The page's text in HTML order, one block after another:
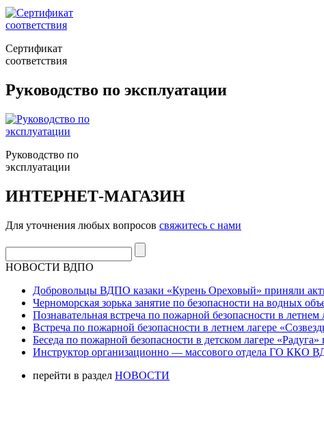
Сертификат
соответствия
Руководство по эксплуатации
Руководство по
эксплуатации
ИНТЕРНЕТ-МАГАЗИН
Для уточнения любых вопросов свяжитесь с нами
НОВОСТИ ВДПО
Добровольцы ВДПО казаки «Курень Ореховый» приняли
Черноморская зорька занятие по безопасности на водных
Познавательная встреча по пожарной безопасности в летнем
Встреча по пожарной безопасности в летнем лагере
Беседа по пожарной безопасности в детском лагере «Радуга»
Инструктор организационно — массового отдела ГО ККО
перейти в раздел НОВОСТИ